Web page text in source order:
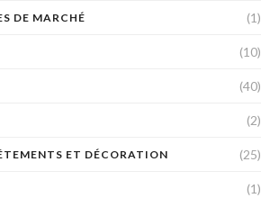
DE MARCHÉ (1)
(10)
(40)
(2)
ET DÉCORATION (25)
(1)